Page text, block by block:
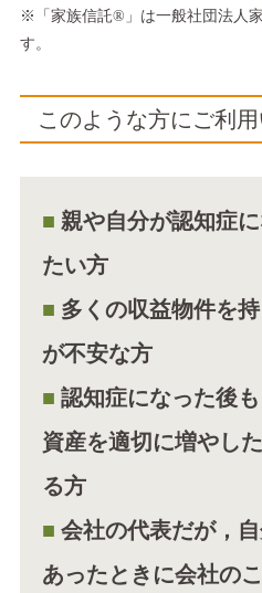
※「家族信託®」は一般社団法人
す。
このような方にご利
親や自分が認知症
たい方
多くの収益物件を
が不安な方
認知症になった後
資産を適切に増やし
る方
会社の代表だが，
あったときに会社の